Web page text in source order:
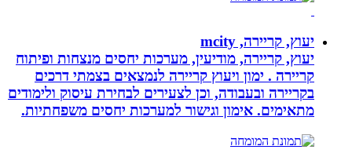
יעוץ, קריירה, mcity
יעוץ, קריירה, מודיעין, מערכות יחסים מנצחות ופיתוח
קריירה . ימון ויעוץ קריירה לנמצאים בצמתי דרכים
בקריירה ובעבודה, וכן לצעירים לבחירת עיסוק ולימודים
מתאימים. אימון וגישור למערכות יחסים משפחתיות.